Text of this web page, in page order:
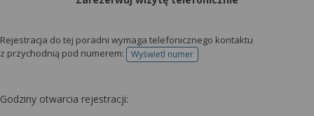
Rejestracja do tej poradni wymaga telefonicznego kontaktu
z przychodnią pod numerem:
Wyświetl numertelefonu do rejestracji
Godziny otwarcia rejestracji: